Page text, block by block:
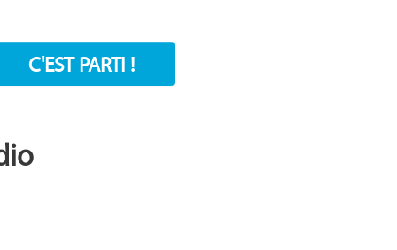
C'EST PARTI !